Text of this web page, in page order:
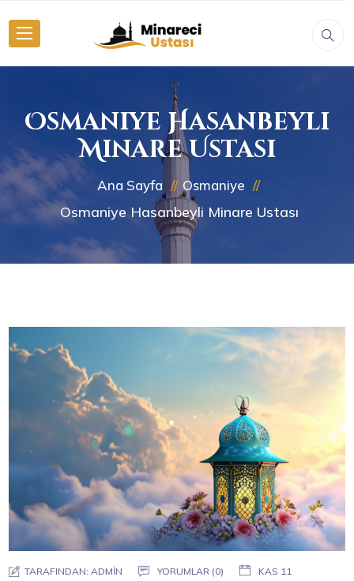
Osmaniye Hasanbeyli
Minare Ustası
Ana Sayfa Osmaniye
Osmaniye Hasanbeyli Minare Ustası
TARAFINDAN: ADMIN YORUMLAR (0) KAS 11